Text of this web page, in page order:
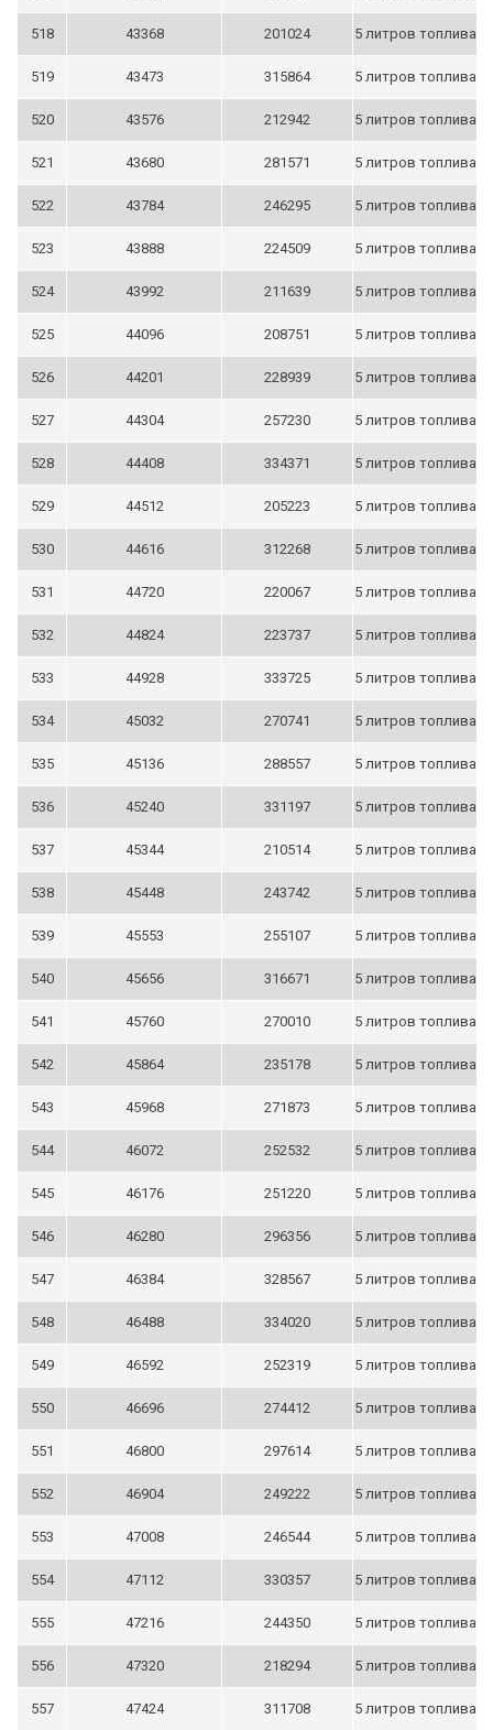
518 43368 201024 5 литров топлива
519 43473 315864 5 литров топлива
520 43576 212942 5 литров топлива
521 43680 281571 5 литров топлива
522 43784 246295 5 литров топлива
523 43888 224509 5 литров топлива
524 43992 211639 5 литров топлива
525 44096 208751 5 литров топлива
526 44201 228939 5 литров топлива
527 44304 257230 5 литров топлива
528 44408 334371 5 литров топлива
529 44512 205223 5 литров топлива
530 44616 312268 5 литров топлива
531 44720 220067 5 литров топлива
532 44824 223737 5 литров топлива
533 44928 333725 5 литров топлива
534 45032 270741 5 литров топлива
535 45136 288557 5 литров топлива
536 45240 331197 5 литров топлива
537 45344 210514 5 литров топлива
538 45448 243742 5 литров топлива
539 45553 255107 5 литров топлива
540 45656 316671 5 литров топлива
541 45760 270010 5 литров топлива
542 45864 235178 5 литров топлива
543 45968 271873 5 литров топлива
544 46072 252532 5 литров топлива
545 46176 251220 5 литров топлива
546 46280 296356 5 литров топлива
547 46384 328567 5 литров топлива
548 46488 334020 5 литров топлива
549 46592 252319 5 литров топлива
550 46696 274412 5 литров топлива
551 46800 297614 5 литров топлива
552 46904 249222 5 литров топлива
553 47008 246544 5 литров топлива
554 47112 330357 5 литров топлива
555 47216 244350 5 литров топлива
556 47320 218294 5 литров топлива
557 47424 311708 5 литров топлива